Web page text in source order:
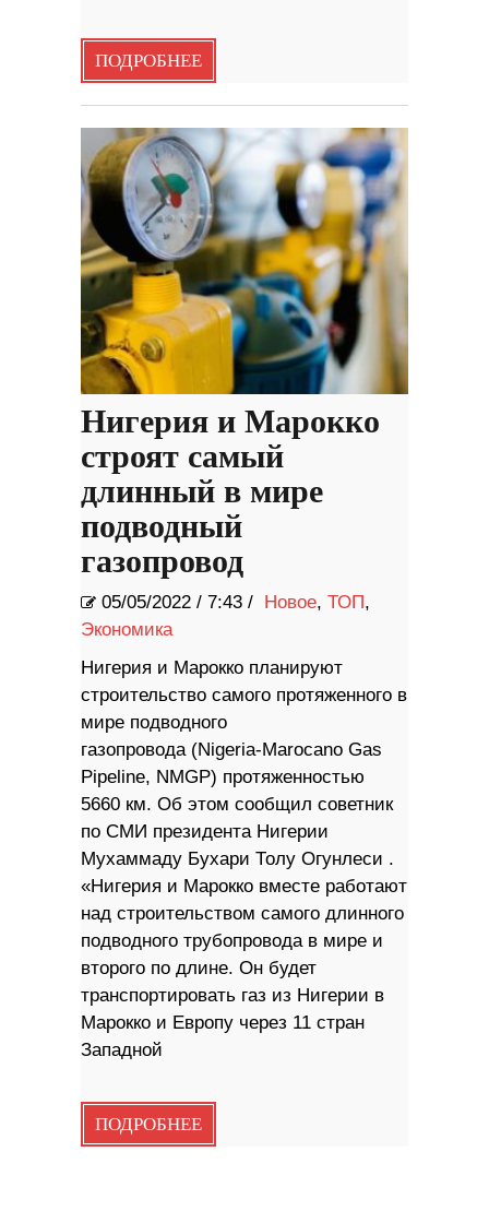
ПОДРОБНЕЕ
Нигерия и Марокко
строят самый
длинный в мире
подводный
газопровод
05/05/2022 / 7:43 / Новое, ТОП,
Экономика
Нигерия и Марокко планируют
строительство самого протяженного в
мире подводного
газопровода (Nigeria-Marocano Gas
Pipeline, NMGP) протяженностью
5660 км. Об этом сообщил советник
по СМИ президента Нигерии
Мухаммаду Бухари Толу Огунлеси .
«Нигерия и Марокко вместе работают
над строительством самого длинного
подводного трубопровода в мире и
второго по длине. Он будет
транспортировать газ из Нигерии в
Марокко и Европу через 11 стран
Западной
ПОДРОБНЕЕ